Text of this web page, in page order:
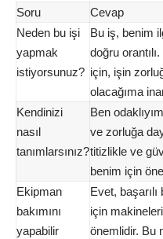
Soru
Cevap
Neden bu işi
yapmak
istiyorsunuz?
Bu iş, benim
doğru
için, işin
olacağıma
Kendinizi
nasıl
tanımlarsınız?
Ben
ve zorluğa
titizlikle ve
benim için
Ekipman
bakımını
yapabilir
Evet,
için
önemlidir. Bu